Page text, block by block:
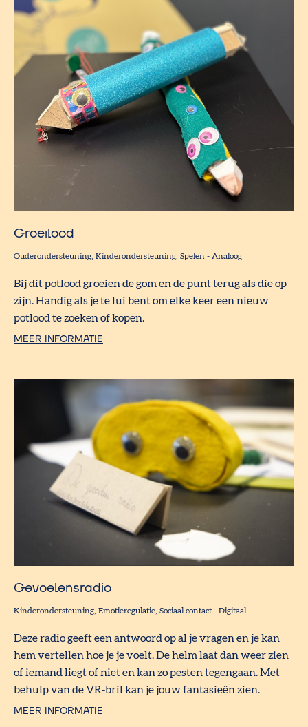
Groeilood
Ouderondersteuning Kinderondersteuning Spelen - Analoog
Bij dit potlood groeien de gom en de punt terug als die op
zijn. Handig als je te lui bent om elke keer een nieuw
potlood te zoeken of kopen.
MEER INFORMATIE
Gevoelensradio
Kinderondersteuning Emotieregulatie Sociaal contact - Digitaal
Deze radio geeft een antwoord op al je vragen en je kan
hem vertellen hoe je je voelt. De helm laat dan weer zien
of iemand liegt of niet en kan zo pesten tegengaan. Met
behulp van de VR-bril kan je jouw fantasieën zien.
MEER INFORMATIE